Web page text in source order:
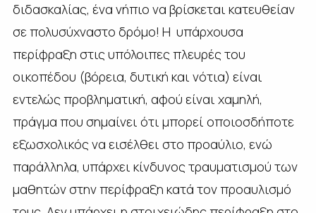
διδασκαλίας, ένα νήπιο να βρίσκεται κατευθείαν
σε πολυσύχναστο δρόμο! Η υπάρχουσα
περίφραξη στις υπόλοιπες πλευρές του
οικοπέδου (βόρεια, δυτική και νότια) είναι
εντελώς προβληματική, αφού είναι χαμηλή,
πράγμα που σημαίνει ότι μπορεί οποιοσδήποτε
εξωσχολικός να εισέλθει στο προαύλιο, ενώ
παράλληλα, υπάρχει κίνδυνος τραυματισμού των
μαθητών στην περίφραξη κατά τον προαυλισμό